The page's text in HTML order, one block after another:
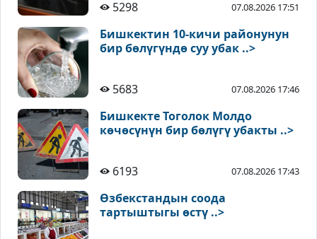
5298
07.08.2026 17:51
Бишкектин 10-кичи районунун
бир бөлүгүндө суу убак ..>
5683 07.08.2026 17:46
Бишкекте Тоголок Молдо
көчөсүнүн бир бөлүгү убакты ..>
6193 07.08.2026 17:43
Өзбекстандын соода
тартыштыгы өстү ..>